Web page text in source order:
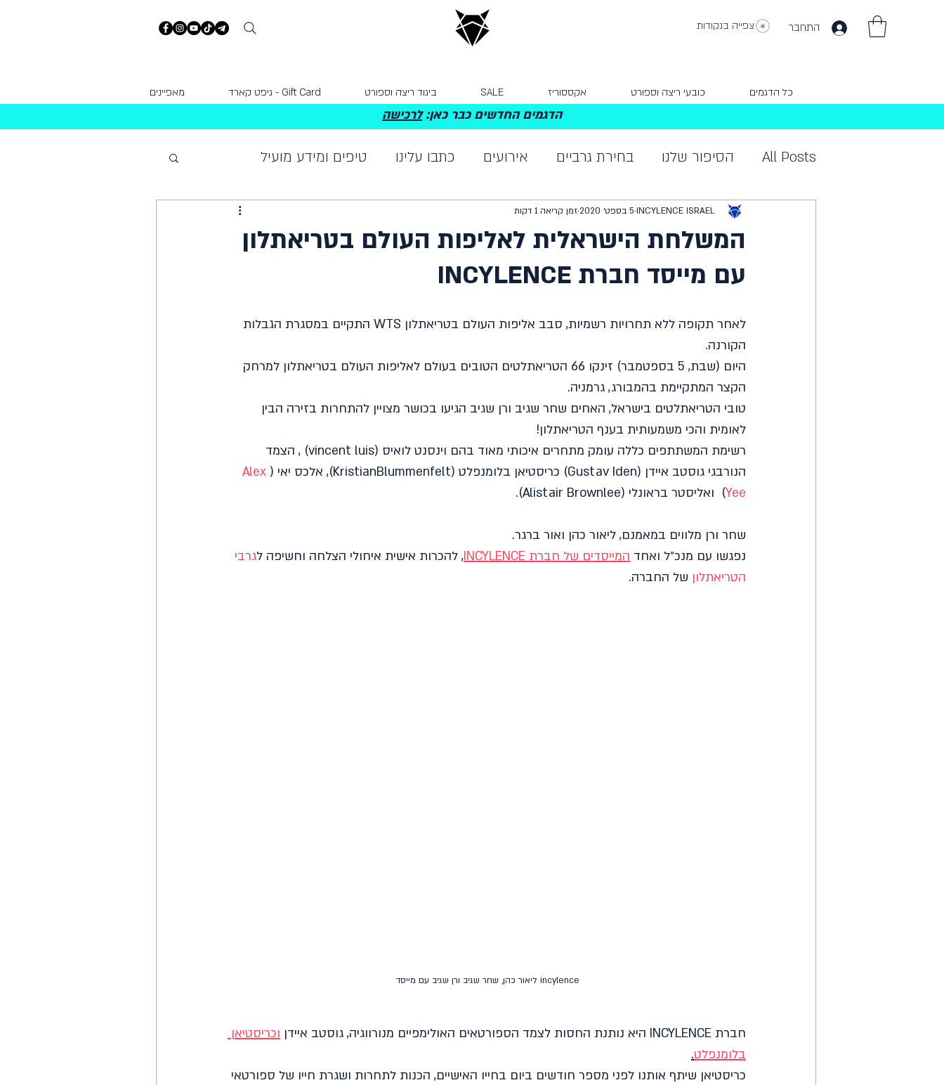
התחבר צפייה בנקודות
כל הדגמים כובעי ריצה וספורט אקססוריז SALE ביגוד ריצה וספורט Gift Card - גיפט קארד מאפיינים
הדגמים החדשים כבר כאן:לרכישה
All Posts הסיפור שלנו בחירת גרביים אירועים כתבו עלינו טיפים ומידע מועיל
המשלחת הישראלית לאליפות העולם בטריאתלון
עם מייסד חברת INCYLENCE
INCYLENCE ISRAEL 5 בספט׳ 2020 זמן קריאה 1 דקות
לאחר תקופה ללא תחרויות רשמיות, סבב אליפות העולם בטריאתלון WTS התקיים במסגרת הגבלות
הקורנה.
היום (שבת, 5 בספטמבר) זינקו 66 הטריאתלטים הטובים בעולם לאליפות העולם בטריאתלון למרחק
הקצר המתקיימת בהמבורג, גרמניה.
טובי הטריאתלטים בישראל, האחים שחר שגיב ורן שגיב הגיעו בכושר מצויין להתחרות בזירה הבין
לאומית והכי משמעותית בענף הטריאתלון!
רשימת המשתתפים כללה עומק מתחרים איכותי מאוד בהם וינסנט לואיס (vincent luis) , הצמד
הנורבגי גוסטב איידן (Gustav Iden) כריסטיאן בלומנפלט (KristianBlummenfelt), אלכס יאי ( Alex
Yee
) ואליסטר בראונלי (Alistair Brownlee)
.
שחר ורן מלווים במאמנם, ליאור כהן ואור ברגר.
נפגשו עם מנכ״ל ואחד המייסדים של חברת INCYLENCE , להכרות אישית איחולי הצלחה וחשיפה לגרבי
הטריאתלון של החברה.
incylence ליאור כהן, שחר שגיב ורן שגיב עם מייסד
חברת INCYLENCE היא נותנת החסות לצמד הספורטאים האולימפיים מנורווגיה, גוסטב איידן
וכריסטיאן
בלומנפלט.
כריסטיאן שיתף אותנו לפני מספר חודשים ביום בחייו האישיים, הכנות לתחרות ושגרת חייו של ספורטאי